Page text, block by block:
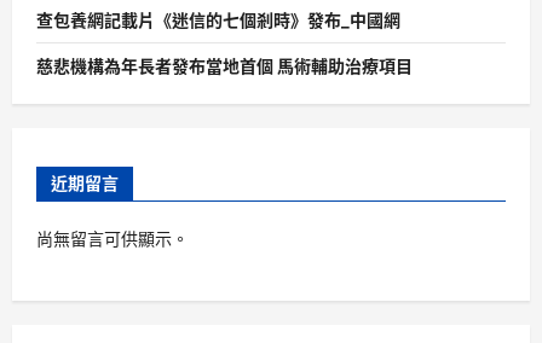
查包養網記載片《迷信的七個剎時》發布_中國網
慈悲機構為年長者發布當地首個 馬術輔助治療項目
近期留言
尚無留言可供顯示。